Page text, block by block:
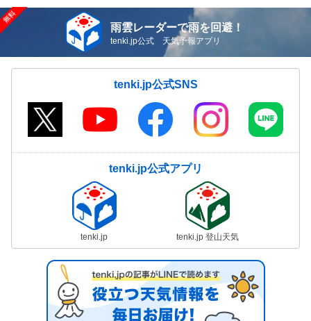
雨雲レーダーで雨を回避！
tenki.jp公式 天気予報アプリ
tenki.jp公式SNS
tenki.jp公式アプリ
tenki.jp tenki.jp 登山天気